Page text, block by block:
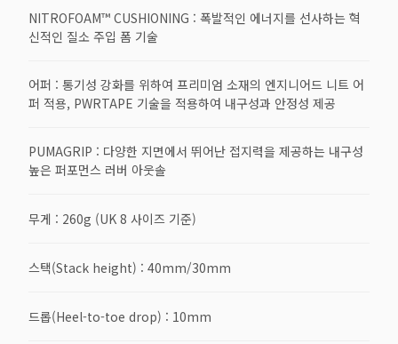
NITROFOAM™ CUSHIONING : 폭발적인 에너지를 선사하는 혁
신적인 질소 주입 폼 기술
어퍼 : 통기성 강화를 위하여 프리미엄 소재의 엔지니어드 니트 어
퍼 적용, PWRTAPE 기술을 적용하여 내구성과 안정성 제공
PUMAGRIP : 다양한 지면에서 뛰어난 접지력을 제공하는 내구성
높은 퍼포먼스 러버 아웃솔
무게 : 260g (UK 8 사이즈 기준)
스택(Stack height) : 40mm/30mm
드롭(Heel-to-toe drop) : 10mm